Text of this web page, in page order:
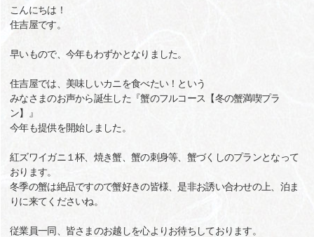
こんにちは！
住吉屋です。
早いもので、今年もわずかとなりました。
住吉屋では、美味しいカニを食べたい！という
みなさまのお声から誕生した『蟹のフルコース【冬の蟹満喫プラ
ン】』
今年も提供を開始しました。
紅ズワイガニ１杯、焼き蟹、蟹の刺身等、蟹づくしのプランとなって
おります。
冬季の蟹は絶品ですので蟹好きの皆様、是非お誘い合わせの上、泊ま
りに来てくださいね。
従業員一同、皆さまのお越しを心よりお待ちしております。